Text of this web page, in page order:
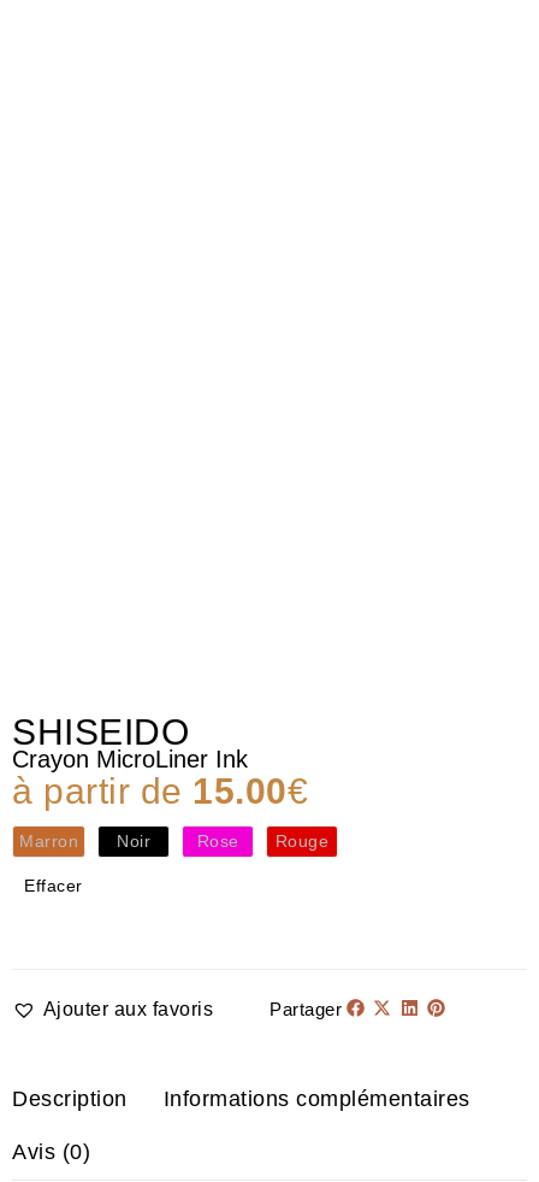
SHISEIDO
Crayon MicroLiner Ink
à partir de 15.00€
Marron Noir Rose Rouge
Effacer
Ajouter aux favoris Partager
Description Informations complémentaires
Avis (0)